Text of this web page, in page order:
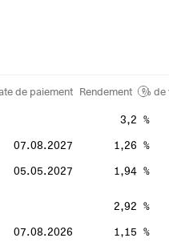
de paiement Rendement % de
3,2 %
07.08.2027
1,26 %
05.05.2027 1,94 %
2,92 %
07.08.2026
1,15 %